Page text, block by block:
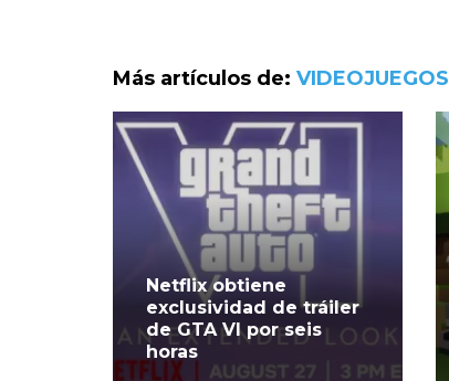
Más artículos de: VIDEOJUEGOS
Netflix obtiene
exclusividad de tráiler
de GTA VI por seis
horas